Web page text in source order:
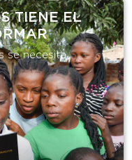
TIENE EL
se necesita.